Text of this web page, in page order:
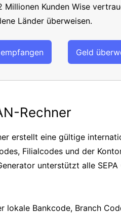
Millionen Kunden Wise
Länder überweisen.
Geld
Rechner
erstellt eine gültige
Filialcodes und der
unterstützt alle
lokale Bankcode, Branch